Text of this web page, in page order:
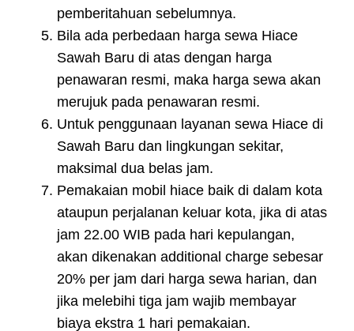
pemberitahuan sebelumnya.
Bila ada perbedaan harga sewa Hiace
Sawah Baru di atas dengan harga
penawaran resmi, maka harga sewa akan
merujuk pada penawaran resmi.
Untuk penggunaan layanan sewa Hiace di
Sawah Baru dan lingkungan sekitar,
maksimal dua belas jam.
Pemakaian mobil hiace baik di dalam kota
ataupun perjalanan keluar kota, jika di atas
jam 22.00 WIB pada hari kepulangan,
akan dikenakan additional charge sebesar
20% per jam dari harga sewa harian, dan
jika melebihi tiga jam wajib membayar
biaya ekstra 1 hari pemakaian.